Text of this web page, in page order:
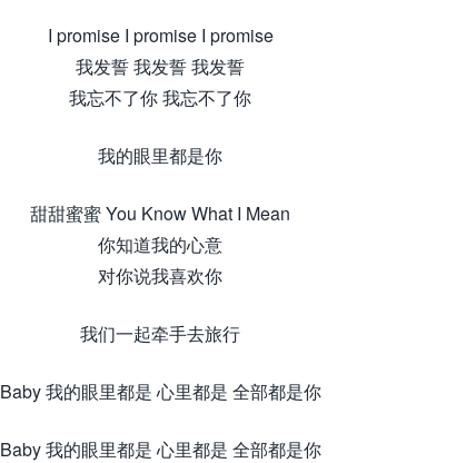
I promise I promise I promise
我发誓 我发誓 我发誓
我忘不了你 我忘不了你
我的眼里都是你
甜甜蜜蜜 You Know What I Mean
你知道我的心意
对你说我喜欢你
我们一起牵手去旅行
Baby 我的眼里都是 心里都是 全部都是你
Baby 我的眼里都是 心里都是 全部都是你